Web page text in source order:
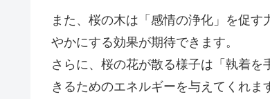
また、桜の木は「感情の浄化」を促
やかにする効果が期待できます。
さらに、桜の花が散る様子は「執着
きるためのエネルギーを与えてくれま